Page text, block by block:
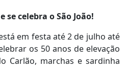
se celebra o São João!
em festa até 2 de julho até
os 50 anos de elevação
Carlão, marchas e sardinha